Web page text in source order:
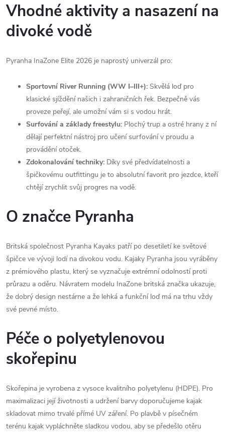
Vhodné aktivity a nasazení na
divoké vodě
Pyranha InaZone Elite 2026 je naprostý univerzál pro:
Sportovní River Running (WW I–III+): Skvělá loď pro
klasické sjíždění našich i zahraničních řek. Bezpečně vás
proveze peřejí, ale umožní vám si s vodou hrát.
Surfování a základy freestylu: Plochý trup a ostré hrany z ní
dělají perfektní nástroj pro učení surfování v proudu a
provádění otoček.
Zdokonalování techniky: Díky své předvídatelnosti a
špičkovému outfittingu je to absolutní favorit pro jezdce, kteří
chtějí zrychlit svůj progres na vodě.
O značce Pyranha
Britská společnost Pyranha Kayaks patří po desetiletí ke světové
špičce ve vývoji lodí na divokou vodu. Kajaky Pyranha jsou vyráběny
z prémiového plastu, který se vyznačuje extrémní odolností proti
průrazu a oděru. Návratem modelu InaZone britská značka ukazuje,
že dobrý design nestárne a že lehká a funkční loď má na trhu vždy
své pevné místo.
Péče o polyetylenovou
skořepinu
Skořepina je vyrobena z vysoce kvalitního polyetylenu (HDPE). Pro
maximalizaci její životnosti a udržení barvy doporučujeme kajak
skladovat mimo trvalé přímé UV záření. Po plavbě v písečném
terénu kajak vypláchněte sladkou vodou, aby se předešlo otěru